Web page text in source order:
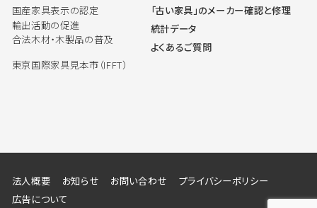
国産家具表示の認定
輸出活動の促進
合法木材・木製品の普及
東京国際家具見本市（IFFT）
「古い家具」のメーカー確認と修理
統計データ
よくあるご質問
法人概要 お知らせ お問い合わせ
プライバシーポリシー
広告について